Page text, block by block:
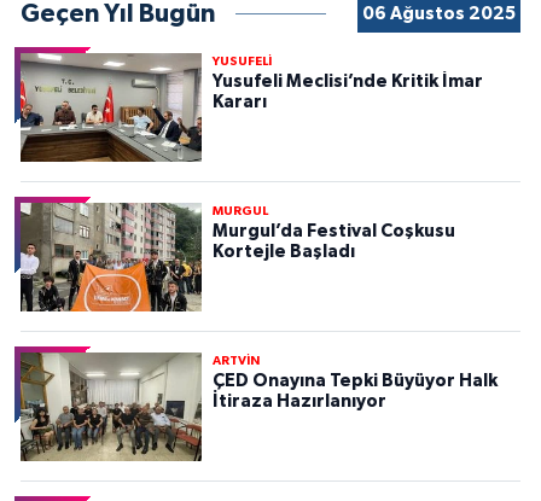
Geçen Yıl Bugün 06 Ağustos 2025
YUSUFELİ
Yusufeli Meclisi’nde Kritik İmar
Kararı
MURGUL
Murgul’da Festival Coşkusu
Kortejle Başladı
ARTVİN
ÇED Onayına Tepki Büyüyor Halk
İtiraza Hazırlanıyor